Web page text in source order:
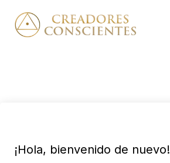
¡Hola, bienvenido de nuevo!